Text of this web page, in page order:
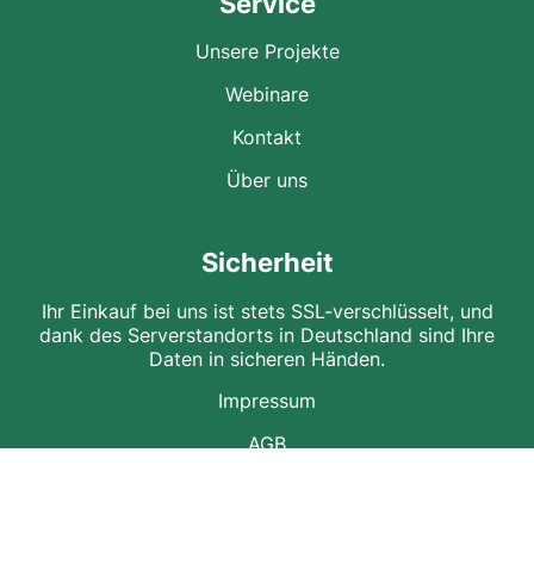
Unsere Projekte
Webinare
Kontakt
Über uns
Sicherheit
Ihr Einkauf bei uns ist stets SSL-verschlüsselt, und
dank des Serverstandorts in Deutschland sind Ihre
Daten in sicheren Händen.
Impressum
AGB